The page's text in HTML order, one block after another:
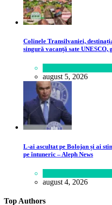
Colinele Transilvaniei,
singură vacanță sate
august 5, 2026
L-ai ascultat pe Bolojan și ai
pe întuneric – Aleph News
august 4, 2026
Top Authors